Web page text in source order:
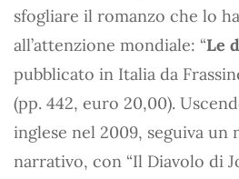
sfogliare il romanzo che lo
all’attenzione mondiale: “Le
pubblicato in Italia da
(pp. 442, euro 20,00).
inglese nel 2009, seguiva un
narrativo, con “Il Diavolo di